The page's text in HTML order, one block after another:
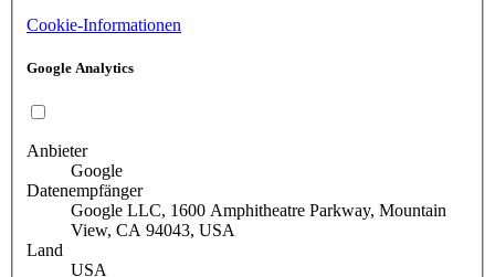
Cookie-Informationen
Google Analytics
Anbieter
Google
Datenempfänger
Google LLC, 1600 Amphitheatre Parkway, Mountain
View, CA 94043, USA
Land
USA